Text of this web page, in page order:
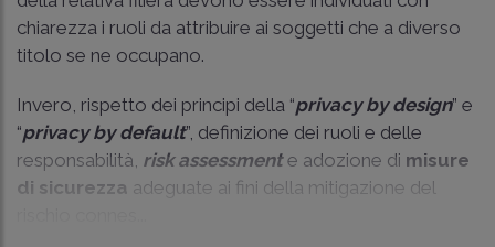
chiarezza i ruoli da attribuire ai soggetti che a diverso
titolo se ne occupano.
Invero, rispetto dei principi della “privacy by design” e
“privacy by default”, definizione dei ruoli e delle
responsabilità, risk assessmente adozione di misure
di sicurezza adeguate ai fini della mitigazione del